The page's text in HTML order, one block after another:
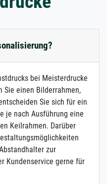
bei Meisterdrucke
Sie einen Bilderrahmen,
Sie sich für ein
je nach Ausführung eine
Keilrahmen. Darüber
zur
Kundenservice gerne für